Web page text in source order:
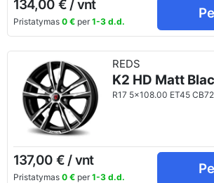
134,00 € / vnt
Pristatymas 0 €per 1-3 d.d.
REDS
K2 HD Matt
R17 5x108.00 ET45
137,00 € / vnt
Pristatymas 0 €per 1-3 d.d.